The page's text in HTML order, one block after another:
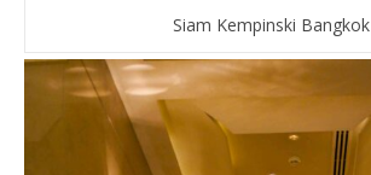
Siam Kempinski Bangkok